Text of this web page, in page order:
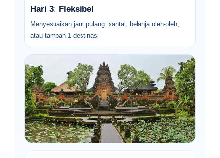
Hari 3: Fleksibel
Menyesuaikan jam pulang: santai, belanja oleh-oleh,
atau tambah 1 destinasi